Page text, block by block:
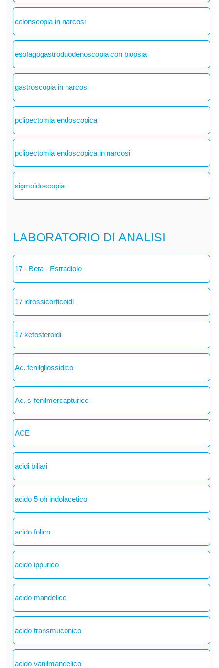
colonscopia in narcosi
esofagogastroduodenoscopia con biopsia
gastroscopia in narcosi
polipectomia endoscopica
polipectomia endoscopica in narcosi
sigmoidoscopia
LABORATORIO DI ANALISI
17 - Beta - Estradiolo
17 idrossicorticoidi
17 ketosteroidi
Ac. fenilgliossidico
Ac. s-fenilmercapturico
ACE
acidi biliari
acido 5 oh indolacetico
acido folico
acido ippurico
acido mandelico
acido transmuconico
acido vanilmandelico